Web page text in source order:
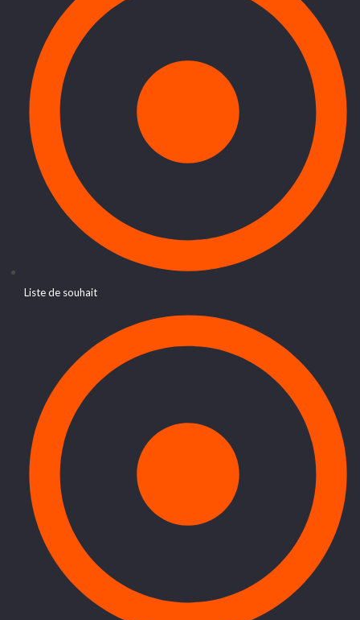
Liste de souhait